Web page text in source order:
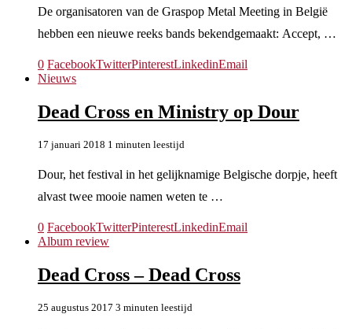
De organisatoren van de Graspop Metal Meeting in België
hebben een nieuwe reeks bands bekendgemaakt: Accept, …
0 FacebookTwitterPinterestLinkedinEmail
Nieuws
Dead Cross en Ministry op Dour
17 januari 2018 1 minuten leestijd
Dour, het festival in het gelijknamige Belgische dorpje, heeft
alvast twee mooie namen weten te …
0 FacebookTwitterPinterestLinkedinEmail
Album review
Dead Cross – Dead Cross
25 augustus 2017 3 minuten leestijd